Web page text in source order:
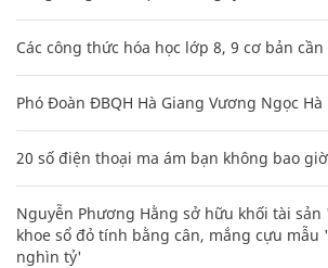
Các công thức hóa học lớp 8, 9 cơ bản
Phó Đoàn ĐBQH Hà Giang Vương Ngọc
20 số điện thoại ma ám bạn không bao
Nguyễn Phương Hằng sở hữu khối tài
khoe sổ đỏ tính bằng cân, mắng cựu mẫu
nghìn tỷ'